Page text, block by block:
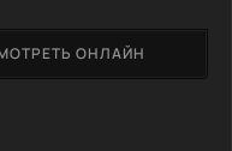
ОНЛАЙН